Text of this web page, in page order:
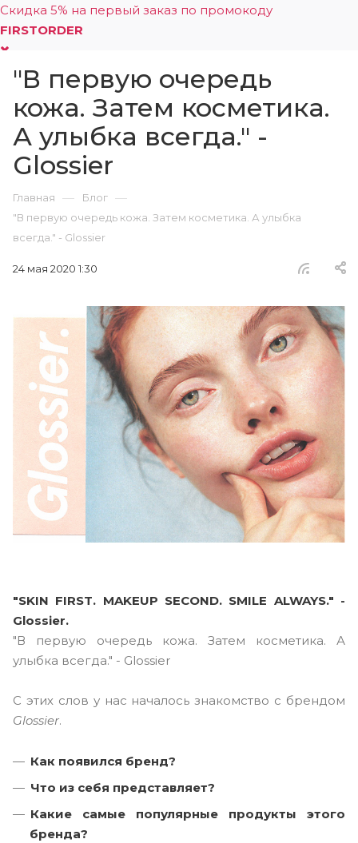
Скидка 5% на первый заказ по промокоду
FIRSTORDER
"В первую очередь
кожа. Затем косметика.
А улыбка всегда." -
Glossier
Главная — Блог —
"В первую очередь кожа. Затем косметика. А улыбка
всегда." - Glossier
24 мая 2020 1:30
"SKIN FIRST. MAKEUP SECOND. SMILE ALWAYS." -
Glossier.
"В первую очередь кожа. Затем косметика. А
улыбка всегда." - Glossier
C этих слов у нас началось знакомство с брендом
Glossier.
Как появился бренд?
Что из себя представляет?
Какие самые популярные продукты этого
бренда?